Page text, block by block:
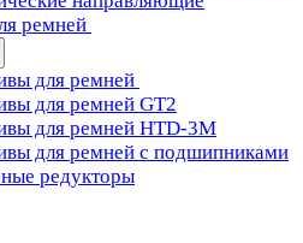
ремней
для ремней
для ремней GT2
для ремней HTD-3M
для ремней с подшипниками
редукторы